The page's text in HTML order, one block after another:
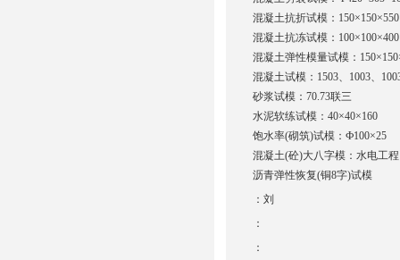
混凝土抗折试模：150×150×550
混凝土抗冻试模：100×100×400
混凝土弹性模量试模：
混凝土试模：1503、1003、
砂浆试模：70.73联三
水泥软练试模：40×40×160
饱水率(砌筑)试模：Ф100×25
混凝土(砼)大八字模：水电工程
沥青弹性恢复(铜8字)试模
：刘
：
：